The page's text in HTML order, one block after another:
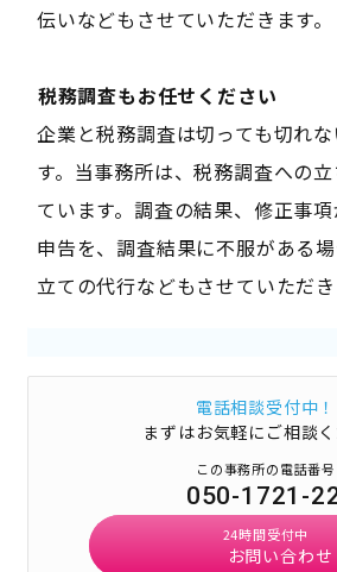
伝いなどもさせていただきます。
――税務調査もお任せください――
企業と税務調査は切っても切れ
す。当事務所は、税務調査への
ています。調査の結果、修正事
申告を、調査結果に不服がある
立ての代行などもさせていただき
電話相談受付中！
まずはお気軽にご相談
この事務所の電話番号
050-1721-
24時間受付中
お問い合わせ